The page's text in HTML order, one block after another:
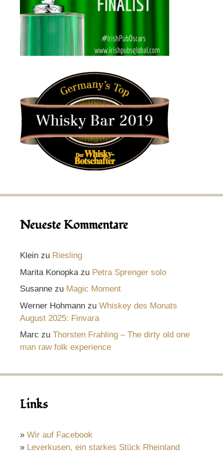
Neueste Kommentare
Klein zu Riesling
Marita Konopka zu Petra Sprenger solo
Susanne zu Magic Moment
Werner Hohmann zu Whiskey des Monats
August 2025: Finvara
Marc zu Thorsten Frahling – The dirty old one
man raw folk experience
Links
» Wir auf Facebook
» Leverkusen, ein starkes Stück Rheinland